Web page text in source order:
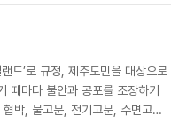
이 50년 ..
드’로 규정, 제주도민을 대상으로
때마다 불안과 공포를 조장하기
박, 물고문, 전기고문, 수면고문